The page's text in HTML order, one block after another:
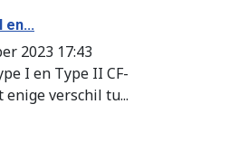
en...
2023 17:43
I en Type II CF-
verschil tu...